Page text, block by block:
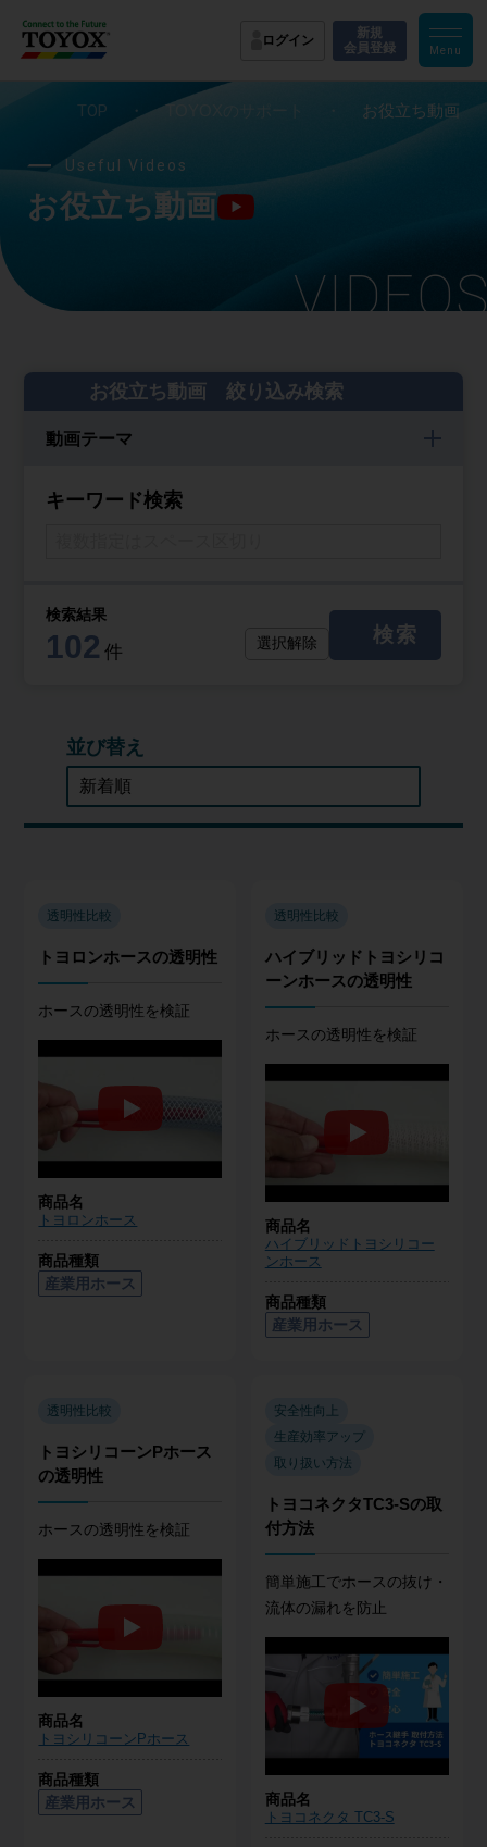
ログイン
新規
会員登録
TOP ・ TOYOXのサポート お役立ち動画
Useful Videos
お役立ち動画
お役立ち動画 絞り込み検索
動画テーマ
キーワード検索
検索結果
102 件 選択解除 検索
並び替え
透明性比較
トヨロンホースの透明性
ホースの透明性を検証
商品名
トヨロンホース
商品種類
産業用ホース
透明性比較
ハイブリッドトヨシリコ
ーンホースの透明性
ホースの透明性を検証
商品名
ハイブリッドトヨシリコー
ンホース
商品種類
産業用ホース
透明性比較
トヨシリコーンPホース
の透明性
ホースの透明性を検証
商品名
トヨシリコーンPホース
商品種類
産業用ホース
安全性向上
生産効率アップ
取り扱い方法
トヨコネクタTC3-Sの取
付方法
簡単施工でホースの抜け・
流体の漏れを防止
商品名
トヨコネクタ TC3-S